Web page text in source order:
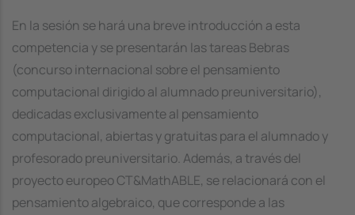
En la sesión se hará una breve introducción a esta
competencia y se presentarán las tareas Bebras
(concurso internacional sobre el pensamiento
computacional dirigido al alumnado preuniversitario),
dedicadas exclusivamente al pensamiento
computacional, abiertas y gratuitas para el alumnado y
profesorado preuniversitario. Además, a través del
proyecto europeo CT&MathABLE, se relacionará con el
pensamiento algebraico, que corresponde a las